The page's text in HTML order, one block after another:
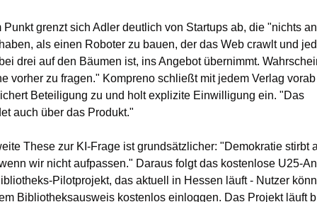
Punkt grenzt sich Adler deutlich von Startups ab, die "nichts
als einen Roboter zu bauen, der das Web crawlt und
drei auf den Bäumen ist, ins Angebot übernimmt.
vorher zu fragen." Kompreno schließt mit jedem Verlag
Beteiligung zu und holt explizite Einwilligung ein. "Das
auch über das Produkt."
These zur KI-Frage ist grundsätzlicher: "Demokratie stirbt
wir nicht aufpassen." Daraus folgt das kostenlose U25-
Pilotprojekt, das aktuell in Hessen läuft - Nutzer
Bibliotheksausweis kostenlos einloggen. Das Projekt läuft